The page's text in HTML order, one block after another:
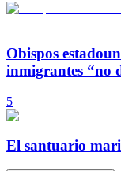
Obispos
inmigrantes “no
5
El santuario